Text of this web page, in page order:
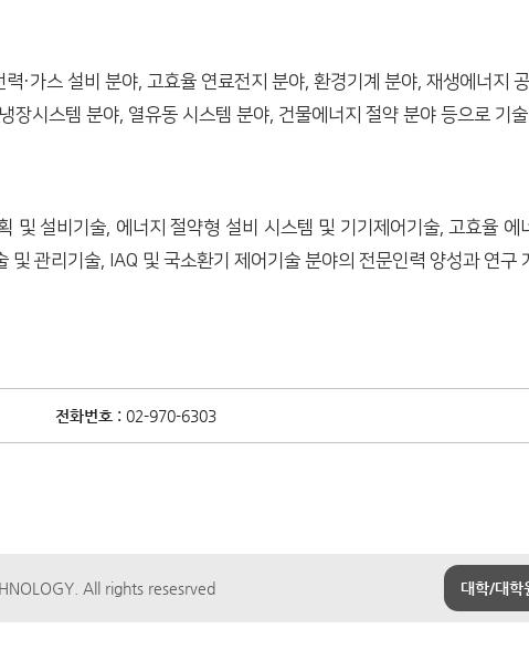
·가스 설비 분야, 고효율 연료전지 분야, 환경기계 분야, 재생에너지
장시스템 분야, 열유동 시스템 분야, 건물에너지 절약 분야 등으로 기
및 설비기술, 에너지 절약형 설비 시스템 및 기기제어기술, 고효율
관리기술, IAQ 및 국소환기 제어기술 분야의 전문인력 양성과 연구
전화번호 : 02-970-6303
All rights resesrved 대학/대학